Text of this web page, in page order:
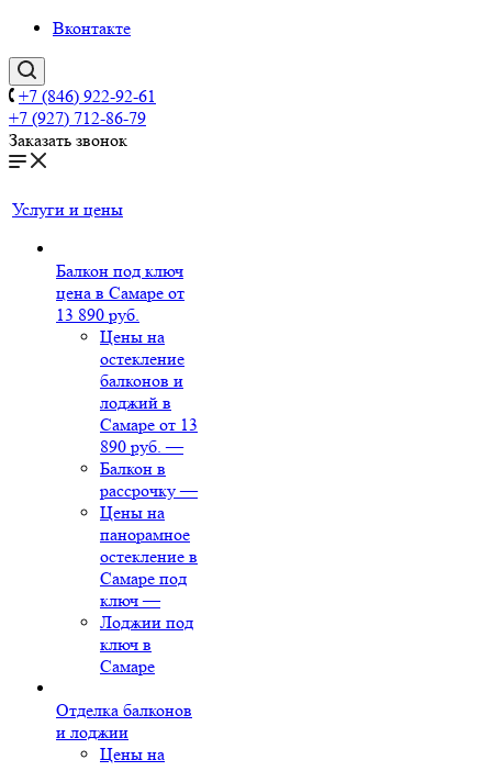
Вконтакте
+7 (846) 922-92-61
+7 (927) 712-86-79
Заказать звонок
Услуги и цены
Балкон под ключ
цена в Самаре от
13 890 руб.
Цены на
остекление
балконов и
лоджий в
Самаре от 13
890 руб. —
Балкон в
рассрочку —
Цены на
панорамное
остекление в
Самаре под
ключ —
Лоджии под
ключ в
Самаре
Отделка балконов
и лоджии
Цены на